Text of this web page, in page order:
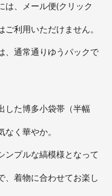
は、メール便(クリック
利用いただけません。
、通常通りゆうパックで
した博多小袋帯（半幅
く華やか。
ンプルな縞模様となって
、着物に合わせてお楽し